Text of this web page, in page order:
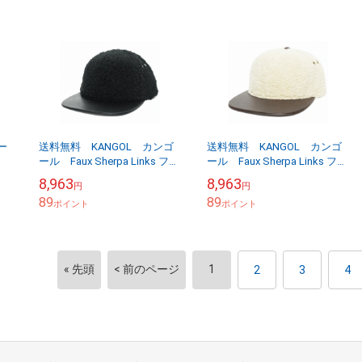
送料無料 KANGOL カンゴ
ール Faux Sherpa Links ファ
ラック
8,963円
89ポイント
送料無料 KANGOL カンゴ
ール Faux Sherpa Links ファ
チュラル
8,963円
89ポイント
« 先頭 < 前のページ 1 2 3 4